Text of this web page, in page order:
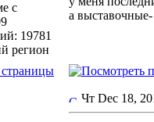
с
19781
регион
а
Чт Dec 18,